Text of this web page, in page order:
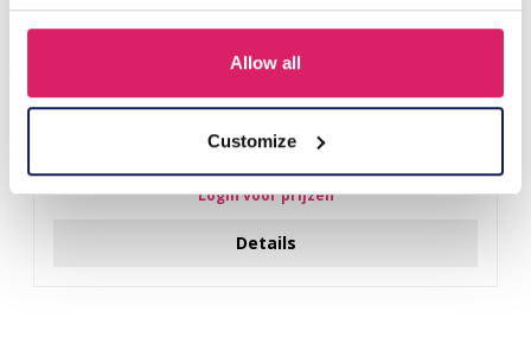
Allow all
Customize
D-F5.5 E620-017G S. Steel 316L CZ Ear Piercing 12mm
Login voor prijzen
Details